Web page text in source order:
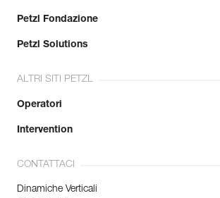
Petzl Fondazione
Petzl Solutions
ALTRI SITI PETZL
Operatori
Intervention
CONTATTACI
Dinamiche Verticali